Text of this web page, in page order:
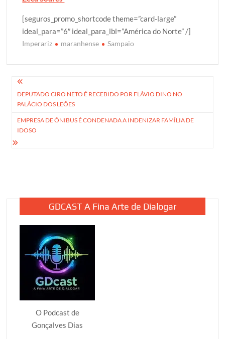
[seguros_promo_shortcode theme=”card-large”
ideal_para=”6″ ideal_para_lbl=”América do Norte” /]
Imperariz maranhense Sampaio
Navegação
de
Post
DEPUTADO CIRO NETO É RECEBIDO POR FLÁVIO DINO NO
PALÁCIO DOS LEÕES
EMPRESA DE ÔNIBUS É CONDENADA A INDENIZAR FAMÍLIA DE
IDOSO
GDCAST A Fina Arte de Dialogar
O Podcast de
Gonçalves Dias